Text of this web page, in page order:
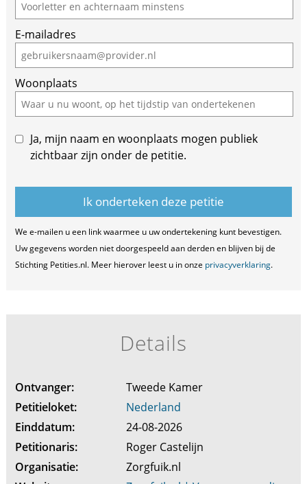
E-mailadres
Woonplaats
Ja, mijn naam en woonplaats mogen publiek
zichtbaar zijn onder de petitie.
We e-mailen u een link waarmee u uw ondertekening kunt bevestigen.
Uw gegevens worden niet doorgespeeld aan derden en blijven bij de
Stichting Petities.nl. Meer hierover leest u in onze privacyverklaring.
Details
Ontvanger:
Tweede Kamer
Petitieloket:
Nederland
Einddatum:
24-08-2026
Petitionaris:
Roger Castelijn
Organisatie:
Zorgfuik.nl